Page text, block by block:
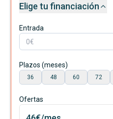
Elige tu financiación
Entrada
Plazos (meses)
36 48 60 72
Ofertas